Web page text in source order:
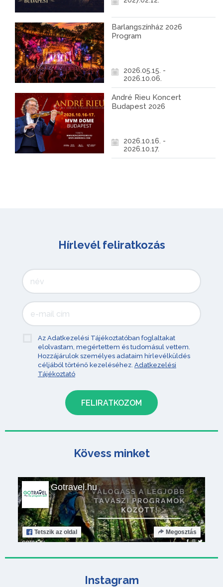
Barlangszínház 2026
Program
2026.05.15. -
2026.10.06.
André Rieu Koncert
Budapest 2026
2026.10.16. -
2026.10.17.
Hírlevél feliratkozás
Az Adatkezelési Tájékoztatóban foglaltakat
elolvastam, megértettem és tudomásul vettem.
Hozzájárulok személyes adataim hírlevélküldés
céljából történő kezeléséhez. Adatkezelési
Tájékoztató
Kövess minket
Gotravel.hu
Tetszik az oldal Megosztás
Instagram